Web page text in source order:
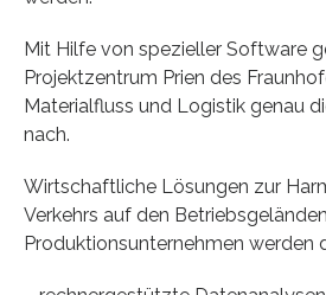
Mit Hilfe von spezieller Software
Projektzentrum Prien des
Materialfluss und Logistik genau
nach.
Wirtschaftliche Lösungen zur
Verkehrs auf den
Produktionsunternehmen werden